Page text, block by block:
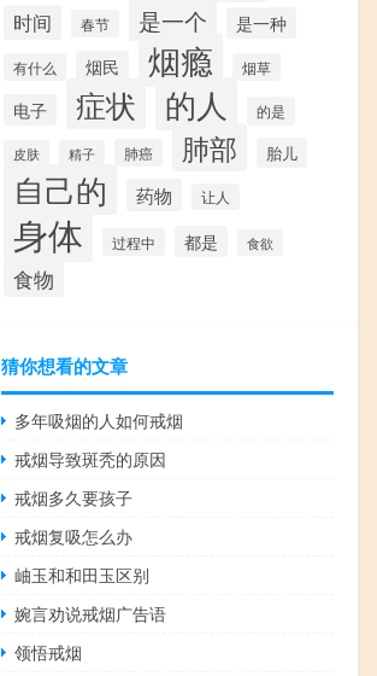
时间 春节 是一个 是一种
有什么 烟民 烟瘾 烟草
电子 症状 的人 的是
皮肤 精子 肺癌 肺部 胎儿
自己的 药物 让人
身体 过程中 都是 食欲
食物
猜你想看的文章
多年吸烟的人如何戒烟
戒烟导致斑秃的原因
戒烟多久要孩子
戒烟复吸怎么办
岫玉和和田玉区别
婉言劝说戒烟广告语
领悟戒烟